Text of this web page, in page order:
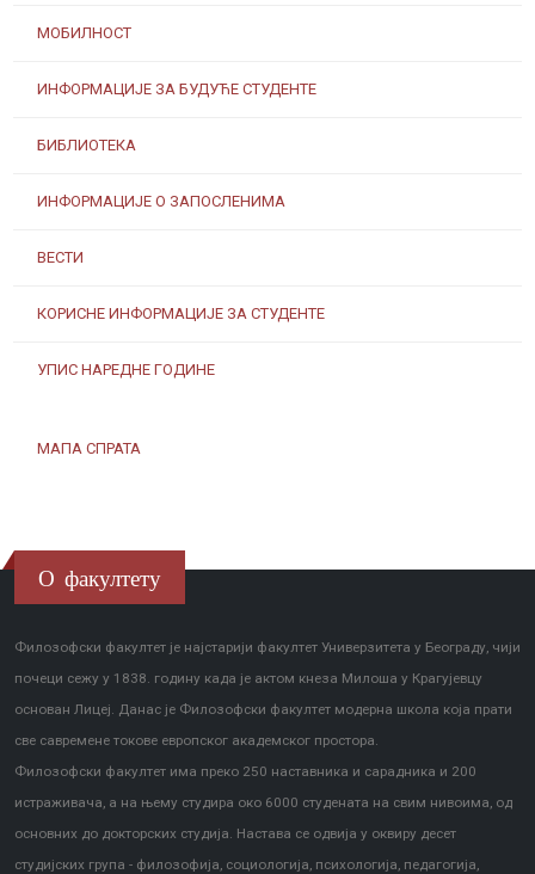
МОБИЛНОСТ
ИНФОРМАЦИЈЕ ЗА БУДУЋЕ СТУДЕНТЕ
БИБЛИОТЕКА
ИНФОРМАЦИЈЕ О ЗАПОСЛЕНИМА
ВЕСТИ
КОРИСНЕ ИНФОРМАЦИЈЕ ЗА СТУДЕНТЕ
УПИС НАРЕДНЕ ГОДИНЕ
МАПА СПРАТА
О факултету
Филозофски факултет је најстарији факултет Универзитета у Београду, чији
почеци сежу у 1838. годину када је актом кнеза Милоша у Крагујевцу
основан Лицеј. Данас је Филозофски факултет модерна школа која прати
све савремене токове европског академског простора.
Филозофски факултет има преко 250 наставника и сарадника и 200
истраживача, а на њему студира око 6000 студената на свим нивоима, од
основних до докторских студија. Настава се одвија у оквиру десет
студијских група - филозофија, социологија, психологија, педагогија,